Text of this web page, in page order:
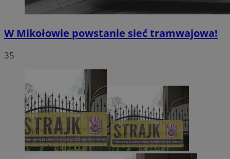
W Mikołowie powstanie sieć tramwajowa!
35